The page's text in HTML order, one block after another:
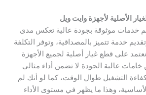
الأصلية لأجهزة وايت ويل
خدمات موثوقة بجودة عالية تعكس مدى
خدمة تتميز بالمصداقية، وتوفر التكلفة
على قطع غيار أصلية لجميع الأجهزة
خامات عالية الجودة لا تضمن أداء مثالي
التشغيل طوال الوقت، كما لو أنك لم
وهذا ما يظهر في مستوى الأداء